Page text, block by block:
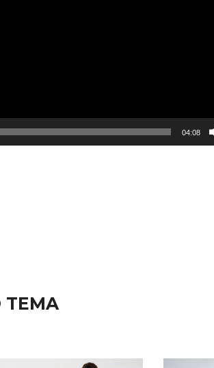
04:08
TEMA